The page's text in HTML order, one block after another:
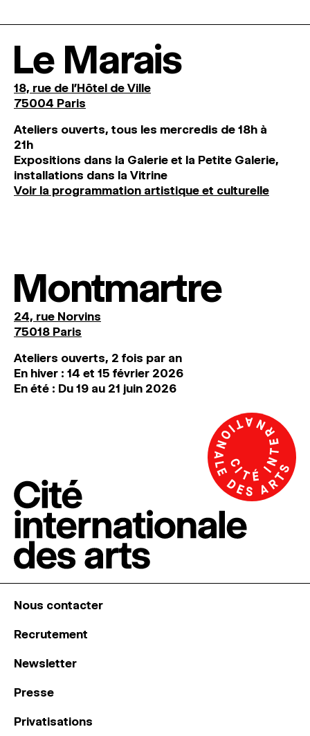
Le Marais
18, rue de l'Hôtel de Ville
75004 Paris
Ateliers ouverts, tous les mercredis de 18h à
21h
Expositions dans la Galerie et la Petite Galerie,
installations dans la Vitrine
Voir la programmation artistique et culturelle
Montmartre
24, rue Norvins
75018 Paris
Ateliers ouverts, 2 fois par an
En hiver : 14 et 15 février 2026
En été : Du 19 au 21 juin 2026
Nous contacter
Recrutement
Newsletter
Presse
Privatisations